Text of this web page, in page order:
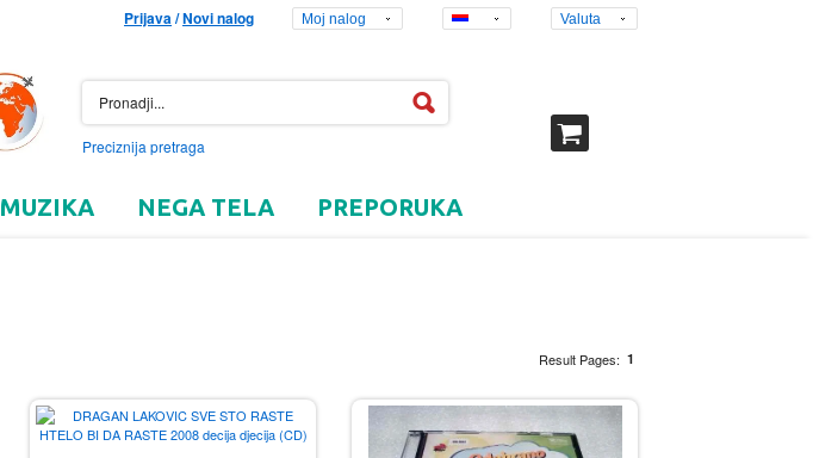
Prijava/Novi nalog Moj nalog Valuta
Preciznija pretraga
MUZIKA NEGA TELA PREPORUKA
Result Pages: 1